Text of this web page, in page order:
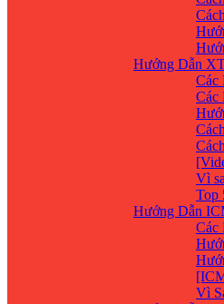
Hướng Dẫn
Các
Các
Vì
Top
Hướng Dẫn
Các
Vì